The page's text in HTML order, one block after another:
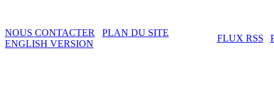
NOUS CONTACTER
PLAN DU SITE
ENGLISH VERSION
FLUX RSS